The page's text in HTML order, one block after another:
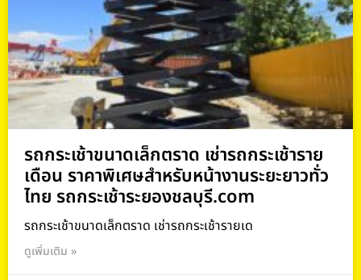
รถกระเช้าขนาดเล็กตราด เช่ารถกระเช้าราย
เดือน ราคาพิเศษสำหรับหน้างานระยะยาวทั่ว
ไทย รถกระเช้าระยองชลบุรี.com
รถกระเช้าขนาดเล็กตราด เช่ารถกระเช้ารายเด
ดูเพิ่มเติม »